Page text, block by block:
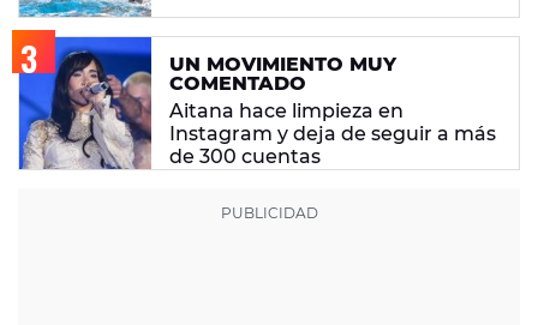
UN MOVIMIENTO MUY
COMENTADO
Aitana hace limpieza en
Instagram y deja de seguir a más
de 300 cuentas